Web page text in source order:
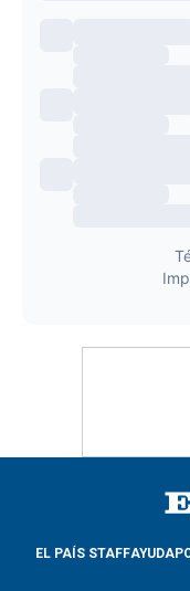
EL PAÍS STAFFAYUDA